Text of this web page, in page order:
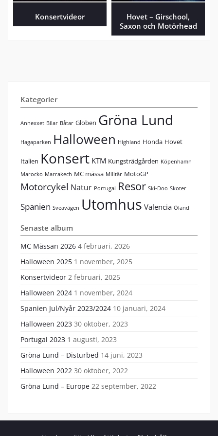
Konsertvideor
Hovet – Girschool,
Saxon och Motörhead
Kategorier
Annexxet Bilar Båtar Globen Gröna Lund
Hagaparken Halloween Highland Honda Hovet
Italien Konsert KTM Kungsträdgården Köpenhamn
Marocko Marrakech MC mässa Militär MotoGP
Motorcykel Natur Portugal Resor Ski-Doo Skoter
Spanien Sveavägen Utomhus Valencia Öland
Senaste album
MC Mässan 2026 4 februari, 2026
Halloween 2025 1 november, 2025
Konsertvideor 2 februari, 2025
Halloween 2024 1 november, 2024
Spanien Jul/Nyår 2023/2024 10 januari, 2024
Halloween 2023 30 oktober, 2023
Portugal 2023 1 augusti, 2023
Gröna Lund – Disturbed 14 juni, 2023
Halloween 2022 30 oktober, 2022
Gröna Lund – Europe 22 september, 2022